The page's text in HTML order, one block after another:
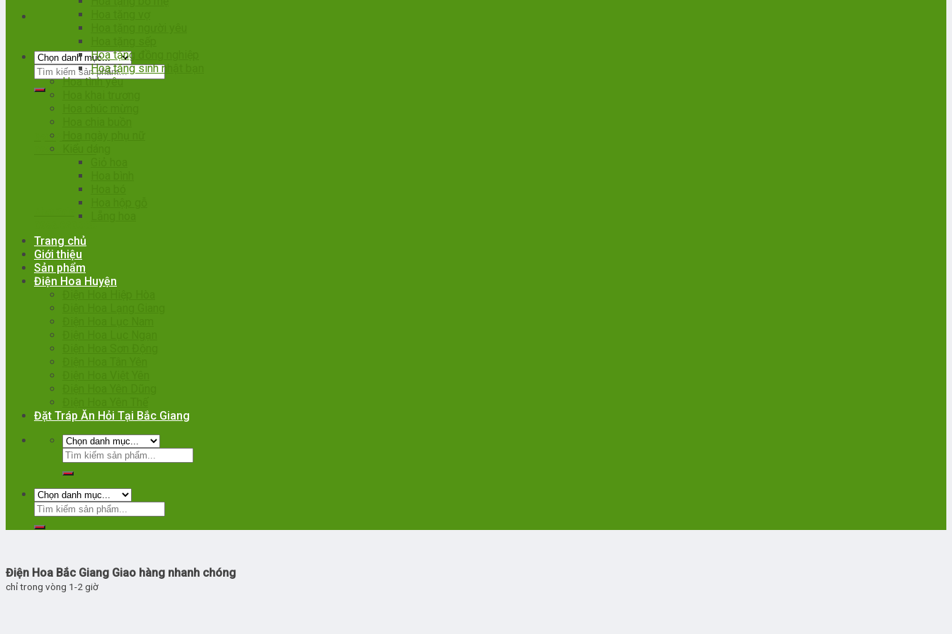
Gọi đặt hàng
0966.020.388
Hoa tặng đồng nghiệp
Hoa tặng sinh nhật bạn
Hoa tình yêu
Trang chủ
Giới thiệu
Sản phẩm
Điện Hoa Huyện
Đặt Tráp Ăn Hỏi Tại Bắc Giang
Điện Hoa Bắc Giang Giao hàng nhanh chóng
chỉ trong vòng 1-2 giờ